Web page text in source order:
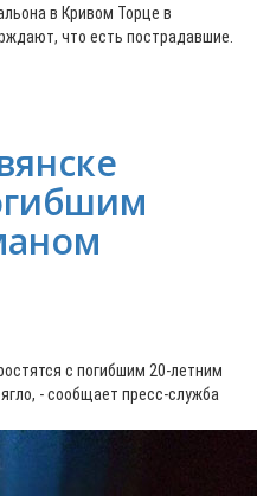
в Кривом Торце в
что есть пострадавшие.
с погибшим 20-летним
- сообщает пресс-служба